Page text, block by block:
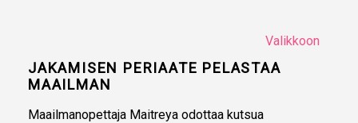
Valikkoon
JAKAMISEN PERIAATE PELASTAA
MAAILMAN
Maailmanopettaja Maitreya odottaa kutsua